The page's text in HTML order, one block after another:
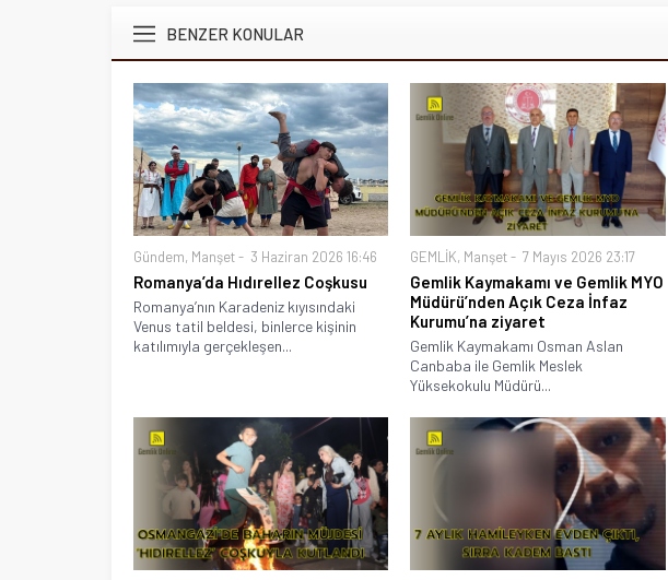
BENZER KONULAR
Gündem, Manşet 3 Haziran 2026 16:46
Romanya’da Hıdırellez Coşkusu
Romanya’nın Karadeniz kıyısındaki
Venus tatil beldesi, binlerce kişinin
katılımıyla gerçekleşen...
GEMLİK, Manşet 7 Mayıs 2026 23:17
Gemlik Kaymakamı ve Gemlik MYO
Müdürü’nden Açık Ceza İnfaz
Kurumu’na ziyaret
Gemlik Kaymakamı Osman Aslan
Canbaba ile Gemlik Meslek
Yüksekokulu Müdürü...